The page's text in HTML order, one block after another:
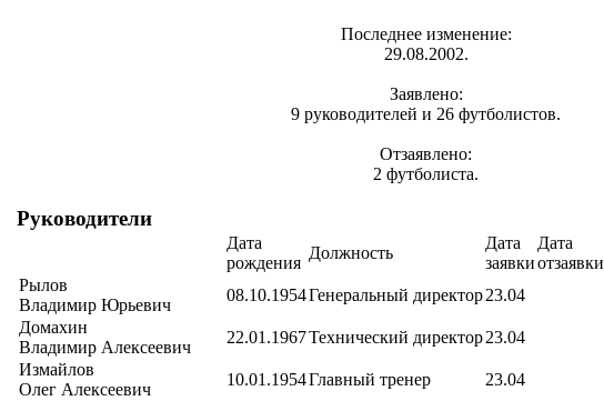
Последнее изменение:
29.08.2002.
Заявлено:
9 руководителей и 26 футболистов.
Отзаявлено:
2 футболиста.
Руководители
Дата
рождения
Должность
Дата
заявки
Дата
отзаявки
Рылов
Владимир Юрьевич
08.10.1954Генеральный директор23.04
Домахин
Владимир Алексеевич
22.01.1967Технический директор23.04
Измайлов
Олег Алексеевич
10.01.1954Главный тренер 23.04